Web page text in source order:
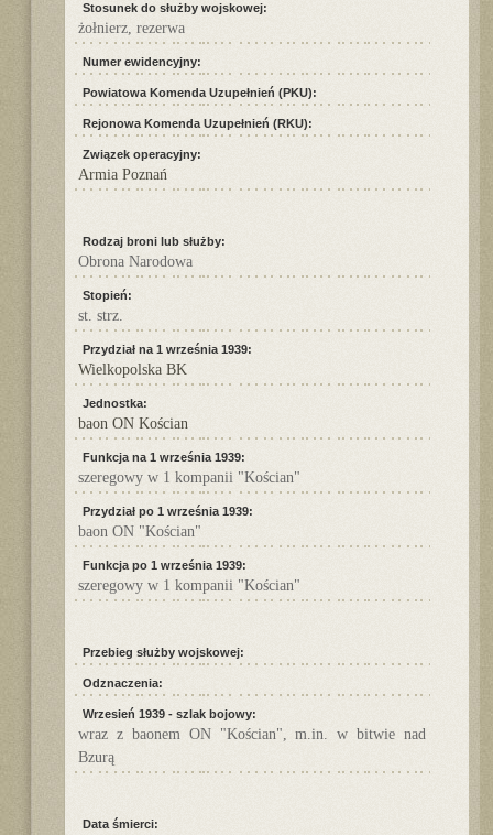
Stosunek do służby wojskowej:
żołnierz, rezerwa
Numer ewidencyjny:
Powiatowa Komenda Uzupełnień (PKU):
Rejonowa Komenda Uzupełnień (RKU):
Związek operacyjny:
Armia Poznań
Rodzaj broni lub służby:
Obrona Narodowa
Stopień:
st. strz.
Przydział na 1 września 1939:
Wielkopolska BK
Jednostka:
baon ON Kościan
Funkcja na 1 września 1939:
szeregowy w 1 kompanii "Kościan"
Przydział po 1 września 1939:
baon ON "Kościan"
Funkcja po 1 września 1939:
szeregowy w 1 kompanii "Kościan"
Przebieg służby wojskowej:
Odznaczenia:
Wrzesień 1939 - szlak bojowy:
wraz z baonem ON "Kościan", m.in. w bitwie nad
Bzurą
Data śmierci: